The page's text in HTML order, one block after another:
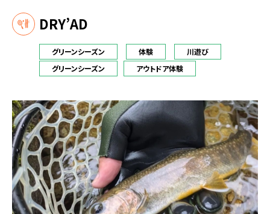
DRY’AD
グリーンシーズン 体験
川遊び
グリーンシーズン
アウトドア体験